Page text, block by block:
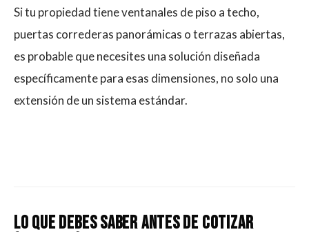
Si tu propiedad tiene ventanales de piso a techo,
puertas correderas panorámicas o terrazas abiertas,
es probable que necesites una solución diseñada
específicamente para esas dimensiones, no solo una
extensión de un sistema estándar.
Lo que debes saber antes de cotizar